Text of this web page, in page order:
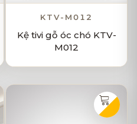
KTV-M012
Kệ tivi gỗ óc chó KTV-
M012